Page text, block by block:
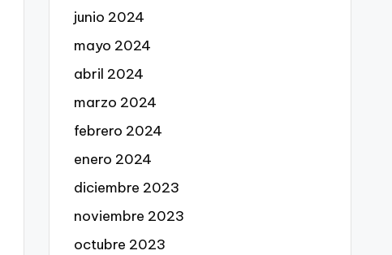
junio 2024
mayo 2024
abril 2024
marzo 2024
febrero 2024
enero 2024
diciembre 2023
noviembre 2023
octubre 2023